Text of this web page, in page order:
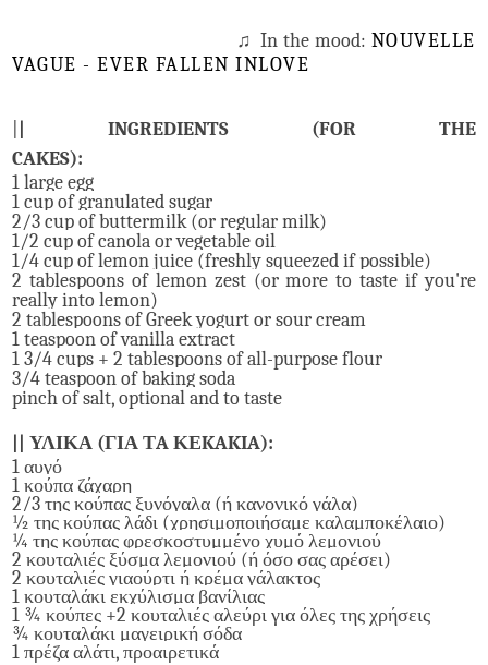
♫ In the mood: NOUVELLE
VAGUE - EVER FALLEN INLOVE
| INGREDIENTS (FOR THE
CAKES):
1 large egg
1 cup of granulated sugar
2/3 cup of buttermilk (or regular milk)
1/2 cup of canola or vegetable oil
1/4 cup of lemon juice (freshly squeezed if possible)
2 tablespoons of lemon zest (or more to taste if you're
really into lemon)
2 tablespoons of Greek yogurt or sour cream
1 teaspoon of vanilla extract
1 3/4 cups + 2 tablespoons of all-purpose flour
3/4 teaspoon of baking soda
pinch of salt, optional and to taste
|| ΥΛΙΚΑ (ΓΙΑ ΤA ΚΕKAKIA):
1 αυγό
1 κούπα ζάχαρη
2/3 της κούπας ξυνόγαλα (ή κανονικό γάλα)
½ της κούπας λάδι (χρησιμοποιήσαμε καλαμποκέλαιο)
¼ της κούπας φρεσκοστυμμένο χυμό λεμονιού
2 κουταλιές ξύσμα λεμονιού (ή όσο σας αρέσει)
2 κουταλιές γιαούρτι ή κρέμα γάλακτος
1 κουταλάκι εκχύλισμα βανίλιας
1 ¾ κούπες +2 κουταλιές αλεύρι για όλες της χρήσεις
¾ κουταλάκι μαγειρική σόδα
1 πρέζα αλάτι, προαιρετικά